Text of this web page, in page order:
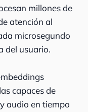
millones de
atención al
microsegundo
del usuario.
capaces de
audio en tiempo